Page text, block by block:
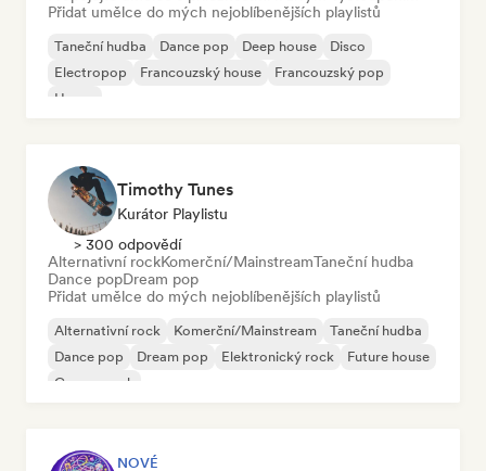
Přidat umělce do mých nejoblíbenějších playlistů
Taneční hudba Dance pop Deep house
Disco
Electropop
Francouzský house
Francouzský pop
House
Timothy Tunes
Kurátor Playlistu
> 300 odpovědí
Alternativní rockKomerční/MainstreamTaneční hudba
Dance popDream pop
Přidat umělce do mých nejoblíbenějších playlistů
Alternativní rock Komerční/Mainstream
Taneční hudba
Dance pop
Dream pop Elektronický rock
Future house
Garage rock
NOVÉ